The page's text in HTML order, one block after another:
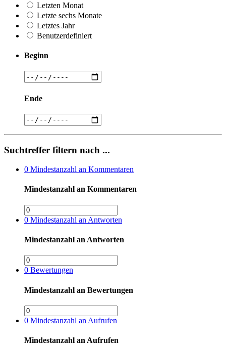
Letzten Monat
Letzte sechs Monate
Letztes Jahr
Benutzerdefiniert
Beginn
Ende
Suchtreffer filtern nach ...
0 Mindestanzahl an Kommentaren
Mindestanzahl an Kommentaren
0 Mindestanzahl an Antworten
Mindestanzahl an Antworten
0 Bewertungen
Mindestanzahl an Bewertungen
0 Mindestanzahl an Aufrufen
Mindestanzahl an Aufrufen